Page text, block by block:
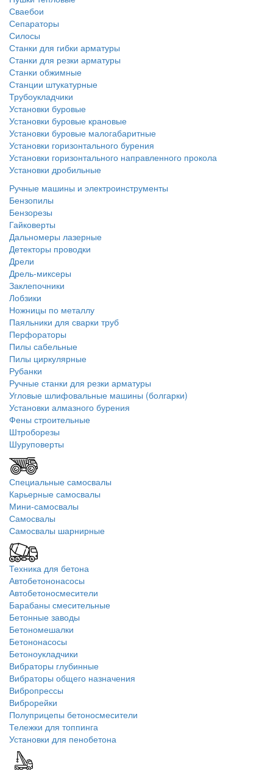
Сваебои
Сепараторы
Силосы
Станки для гибки арматуры
Станки для резки арматуры
Станки обжимные
Станции штукатурные
Трубоукладчики
Установки буровые
Установки буровые крановые
Установки буровые малогабаритные
Установки горизонтального бурения
Установки горизонтального направленного прокола
Установки дробильные
Ручные машины и электроинструменты
Бензопилы
Бензорезы
Гайковерты
Дальномеры лазерные
Детекторы проводки
Дрели
Дрель-миксеры
Заклепочники
Лобзики
Ножницы по металлу
Паяльники для сварки труб
Перфораторы
Пилы сабельные
Пилы циркулярные
Рубанки
Ручные станки для резки арматуры
Угловые шлифовальные машины (болгарки)
Установки алмазного бурения
Фены строительные
Штроборезы
Шуруповерты
Специальные самосвалы
Карьерные самосвалы
Мини-самосвалы
Самосвалы
Самосвалы шарнирные
Техника для бетона
Автобетононасосы
Автобетоносмесители
Барабаны смесительные
Бетонные заводы
Бетономешалки
Бетононасосы
Бетоноукладчики
Вибраторы глубинные
Вибраторы общего назначения
Вибропрессы
Виброрейки
Полуприцепы бетоносмесители
Тележки для топпинга
Установки для пенобетона